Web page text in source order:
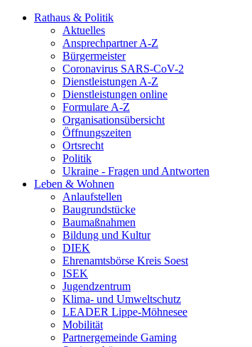
Rathaus & Politik
Aktuelles
Ansprechpartner A-Z
Bürgermeister
Coronavirus SARS-CoV-2
Dienstleistungen A-Z
Dienstleistungen online
Formulare A-Z
Organisationsübersicht
Öffnungszeiten
Ortsrecht
Politik
Ukraine - Fragen und Antworten
Leben & Wohnen
Anlaufstellen
Baugrundstücke
Baumaßnahmen
Bildung und Kultur
DIEK
Ehrenamtsbörse Kreis Soest
ISEK
Jugendzentrum
Klima- und Umweltschutz
LEADER Lippe-Möhnesee
Mobilität
Partnergemeinde Gaming